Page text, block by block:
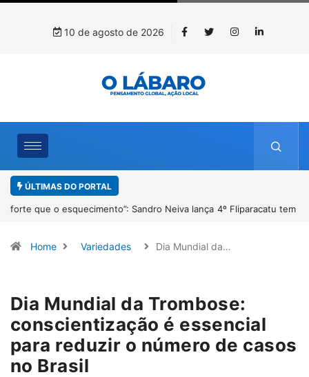
10 de agosto de 2026
ÚLTIMAS DO PORTAL
4º Fliparacatu tem inscrições abertas para o Prêmio de Redação e
Home Variedades Dia Mundial da…
Dia Mundial da Trombose:
conscientização é essencial
para reduzir o número de casos
no Brasil